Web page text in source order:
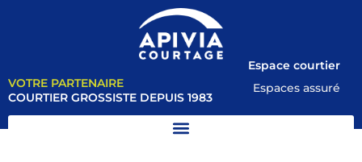
VOTRE PARTENAIRE
COURTIER GROSSISTE DEPUIS 1983
Espace courtier
Espaces assuré